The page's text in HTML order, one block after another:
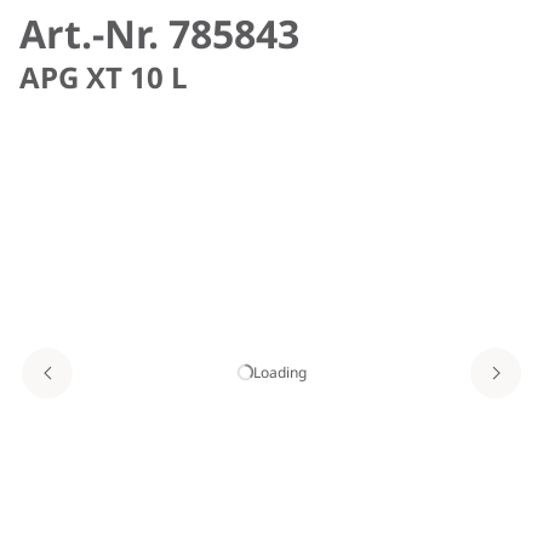
Art.-Nr. 785843
APG XT 10 L
Loading